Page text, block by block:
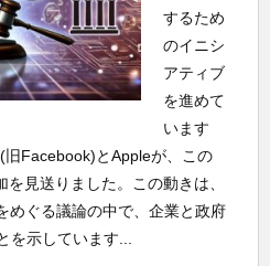
するため
のイニシ
アティブ
を進めて
います
Facebook)とAppleが、この
を見送りました。この動きは、
めぐる議論の中で、企業と政府
を示しています...